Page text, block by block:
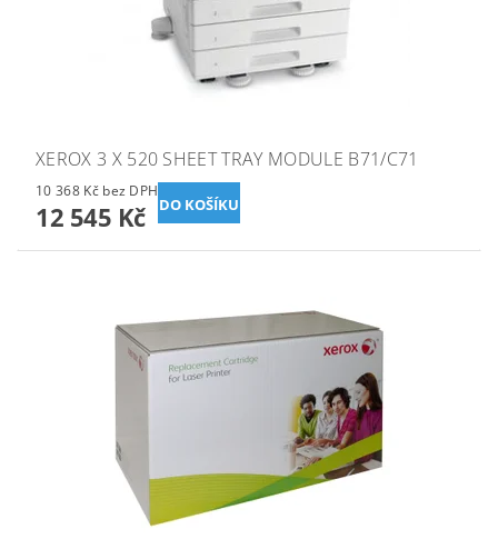
XEROX 3 X 520 SHEET TRAY MODULE B71/C71
10 368 Kč bez DPH
12 545 Kč